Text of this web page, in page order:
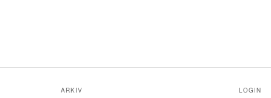
ARKIV LOGIN